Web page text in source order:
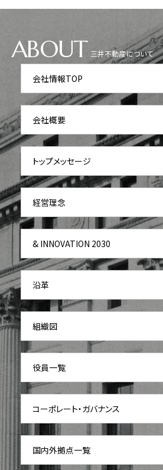
ABOUT 三井不動産について
会社情報TOP
会社概要
トップメッセージ
経営理念
& INNOVATION 2030
沿革
組織図
役員一覧
コーポレート・ガバナンス
国内外拠点一覧